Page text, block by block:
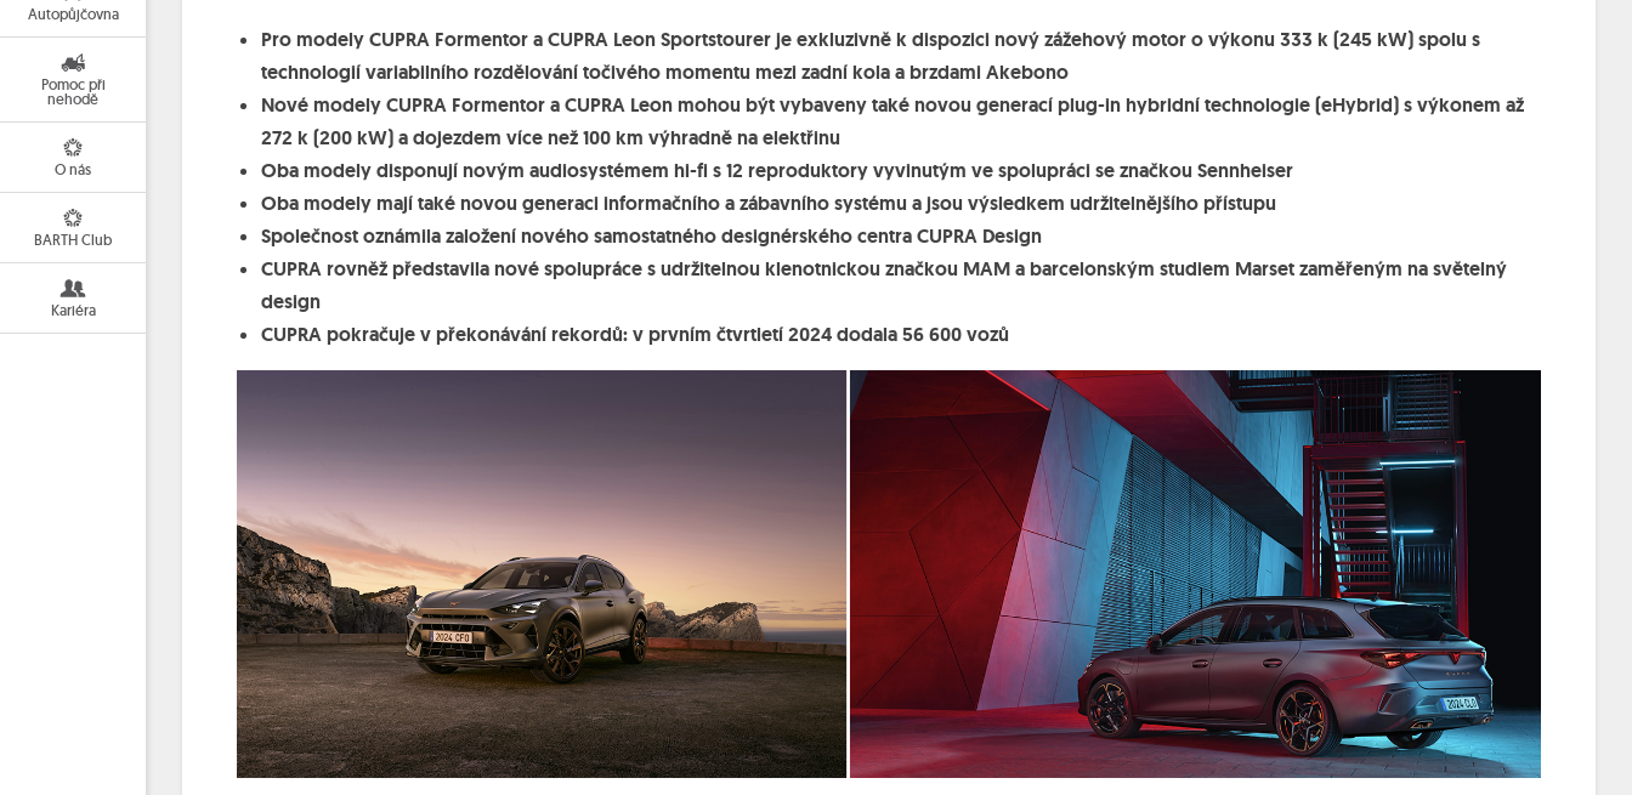
Autopůjčovna
Pomoc při
nehodě
O nás
BARTH Club
Kariéra
Pro modely CUPRA Formentor a CUPRA Leon Sportstourer je exkluzivně k dispozici nový zážehový motor o výkonu 333 k (245 kW) spolu s
technologií variabilního rozdělování točivého momentu mezi zadní kola a brzdami Akebono
Nové modely CUPRA Formentor a CUPRA Leon mohou být vybaveny také novou generací plug-in hybridní technologie (eHybrid) s výkonem až
272 k (200 kW) a dojezdem více než 100 km výhradně na elektřinu
Oba modely disponují novým audiosystémem hi-fi s 12 reproduktory vyvinutým ve spolupráci se značkou Sennheiser
Oba modely mají také novou generaci informačního a zábavního systému a jsou výsledkem udržitelnějšího přístupu
Společnost oznámila založení nového samostatného designérského centra CUPRA Design
CUPRA rovněž představila nové spolupráce s udržitelnou klenotnickou značkou MAM a barcelonským studiem Marset zaměřeným na světelný
design
CUPRA pokračuje v překonávání rekordů: v prvním čtvrtletí 2024 dodala 56 600 vozů